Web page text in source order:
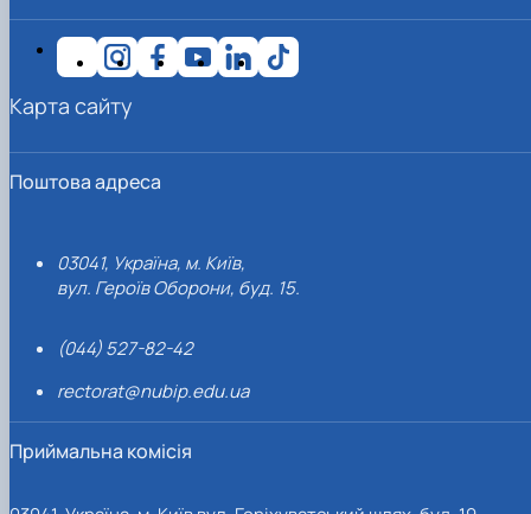
Поштова адреса
03041, Україна, м. Київ,
вул. Героїв Оборони, буд. 15.
(044) 527-82-42
rectorat@nubip.edu.ua
Приймальна комісія
Карта сайту